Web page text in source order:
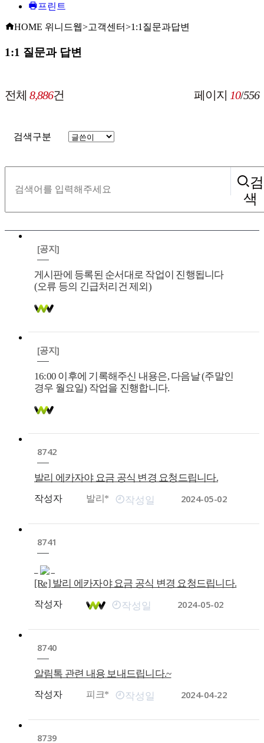
프린트
HOME 위니드웹>고객센터>1:1질문과답변
1:1 질문과 답변
전체 8,886건 페이지 10/556
검색구분
검
색
[공지]
게시판에 등록된 순서대로 작업이 진행됩니다
(오류 등의 긴급처리건 제외)
[공지]
16:00 이후에 기록해주신 내용은, 다음날 (주말인
경우 월요일) 작업을 진행합니다.
8742
발리 에카자야 요금 공식 변경 요청드립니다.
작성자 발리* 작성일 2024-05-02
8741
[Re] 발리 에카자야 요금 공식 변경 요청드립니다.
작성자 작성일 2024-05-02
8740
알림톡 관련 내용 보내드립니다.~
작성자 피크* 작성일 2024-04-22
8739